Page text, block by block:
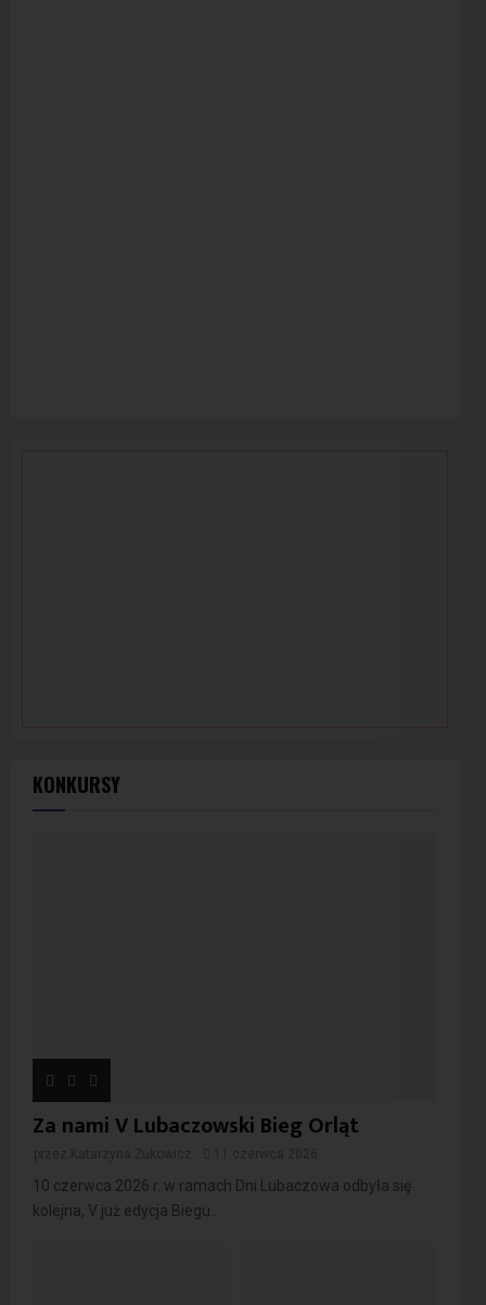
KONKURSY
Za nami V Lubaczowski Bieg Orląt
10 czerwca 2026 r. w ramach Dni Lubaczowa odbyła się
kolejna, V już edycja Biegu...